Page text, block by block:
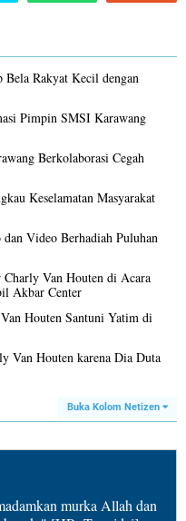
Rakyat Kecil dengan
Pimpin SMSI Karawang
Berkolaborasi Cegah
Keselamatan Masyarakat
Video Berhadiah Puluhan
Van Houten di Acara
Akbar Center
Houten Santuni Yatim di
Van Houten karena Dia Duta
Buka Kolom Netizen
murka Allah dan